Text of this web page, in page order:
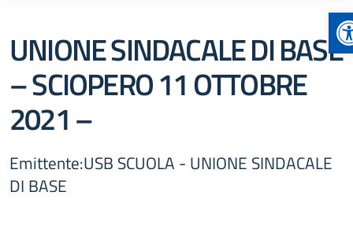
UNIONE SINDACALE DI BASE
– SCIOPERO 11 OTTOBRE
2021 –
Emittente:USB SCUOLA - UNIONE SINDACALE
DI BASE